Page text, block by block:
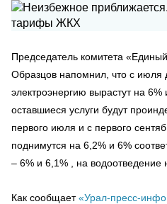
Председатель комитета
Образцов напомнил, что с
электроэнергию вырастут на
оставшиеся услуги будут
первого июля и с первого
поднимутся на 6,2% и 6%
– 6% и 6,1% , на водоотведение
Как сообщает«Урал-пресс-